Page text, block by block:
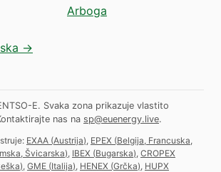
Arboga
→
E. Svaka zona prikazuje vlastito
nas na sp@euenergy.live.
EXAA (Austrija) EPEX (Belgija, Francuska,
Švicarska) IBEX (Bugarska) CROPEX
) GME (Italija) HENEX (Grčka) HUPX